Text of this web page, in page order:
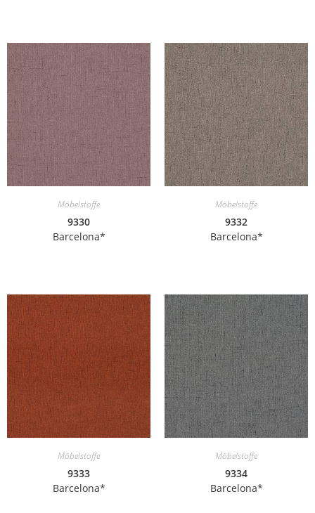
Möbelstoffe
9330
Barcelona*
Möbelstoffe
9332
Barcelona*
Möbelstoffe
9333
Barcelona*
Möbelstoffe
9334
Barcelona*